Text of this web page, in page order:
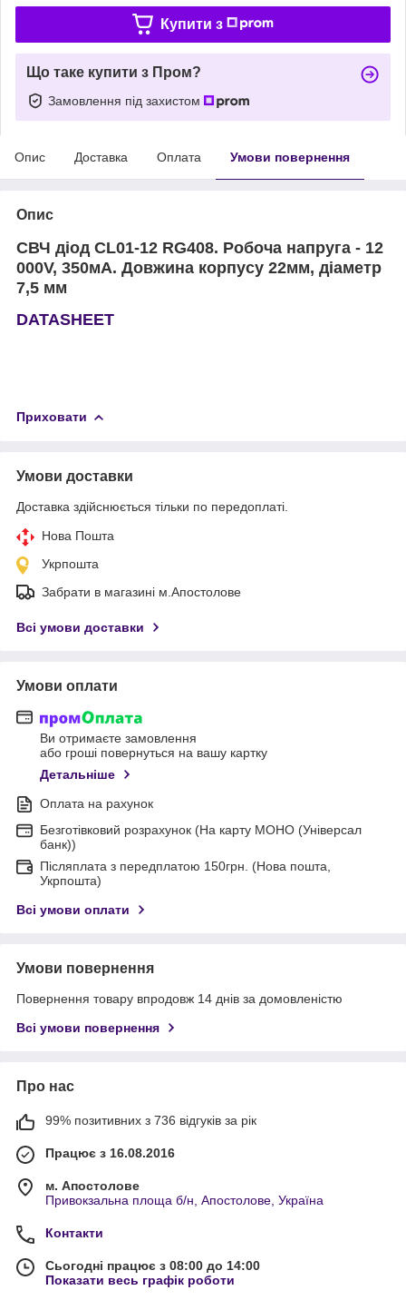
Купити з
Що таке купити з Пром?
Замовлення під захистом
Опис Доставка Оплата Умови повернення
Опис
СВЧ діод CL01-12 RG408. Робоча напруга - 12
000V, 350мА. Довжина корпусу 22мм, діаметр
7,5 мм
DATASHEET
Приховати
Умови доставки
Доставка здійснюється тільки по передоплаті.
Нова Пошта
Укрпошта
Забрати в магазині м.Апостолове
Всі умови доставки
Умови оплати
Ви отримаєте замовлення
або гроші повернуться на вашу картку
Детальніше
Оплата на рахунок
Безготівковий розрахунок (На карту МОНО (Універсал
банк))
Післяплата з передплатою 150грн. (Нова пошта,
Укрпошта)
Всі умови оплати
Умови повернення
Повернення товару впродовж 14 днів за домовленістю
Всі умови повернення
Про нас
99% позитивних з 736 відгуків за рік
Працює з 16.08.2016
м. Апостолове
Привокзальна площа б/н, Апостолове, Україна
Контакти
Сьогодні працює з 08:00 до 14:00
Показати весь графік роботи